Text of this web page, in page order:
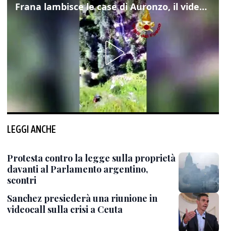
Frana lambisce le case di Auronzo, il video dall'elicottero dei vigili del fuoco
LEGGI ANCHE
Protesta contro la legge sulla proprietà
davanti al Parlamento argentino,
scontri
Sanchez presiederà una riunione in
videocall sulla crisi a Ceuta